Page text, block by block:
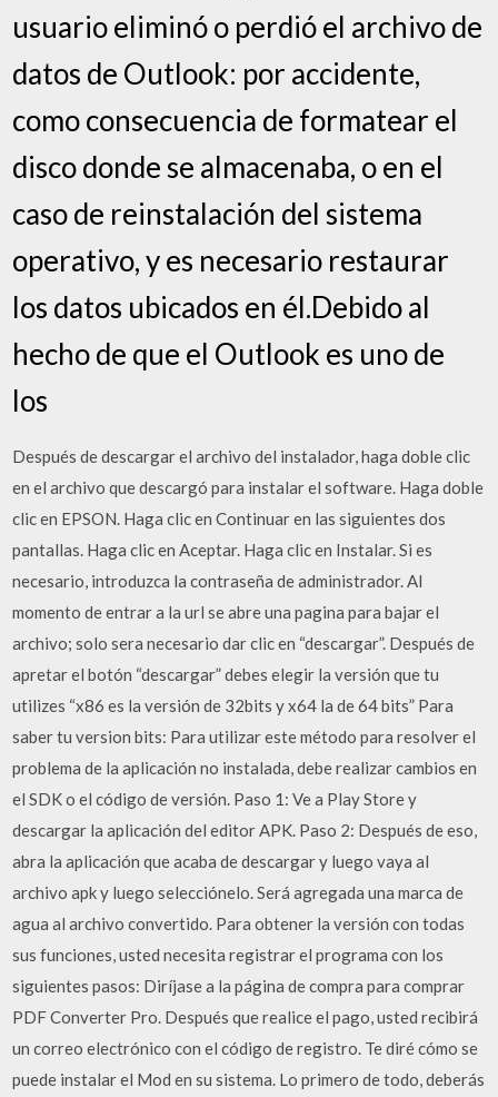
usuario eliminó o perdió el archivo de
datos de Outlook: por accidente,
como consecuencia de formatear el
disco donde se almacenaba, o en el
caso de reinstalación del sistema
operativo, y es necesario restaurar
los datos ubicados en él.Debido al
hecho de que el Outlook es uno de
los
Después de descargar el archivo del instalador, haga doble clic
en el archivo que descargó para instalar el software. Haga doble
clic en EPSON. Haga clic en Continuar en las siguientes dos
pantallas. Haga clic en Aceptar. Haga clic en Instalar. Si es
necesario, introduzca la contraseña de administrador. Al
momento de entrar a la url se abre una pagina para bajar el
archivo; solo sera necesario dar clic en “descargar”. Después de
apretar el botón “descargar” debes elegir la versión que tu
utilizes “x86 es la versión de 32bits y x64 la de 64 bits” Para
saber tu version bits: Para utilizar este método para resolver el
problema de la aplicación no instalada, debe realizar cambios en
el SDK o el código de versión. Paso 1: Ve a Play Store y
descargar la aplicación del editor APK. Paso 2: Después de eso,
abra la aplicación que acaba de descargar y luego vaya al
archivo apk y luego selecciónelo. Será agregada una marca de
agua al archivo convertido. Para obtener la versión con todas
sus funciones, usted necesita registrar el programa con los
siguientes pasos: Diríjase a la página de compra para comprar
PDF Converter Pro. Después que realice el pago, usted recibirá
un correo electrónico con el código de registro. Te diré cómo se
puede instalar el Mod en su sistema. Lo primero de todo, deberás